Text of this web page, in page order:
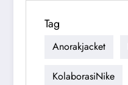
Tag
Anorakjacket
KolaborasiNike